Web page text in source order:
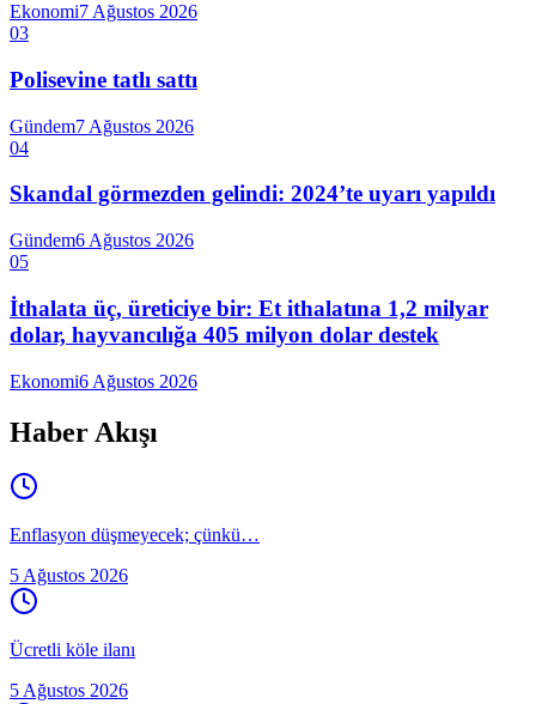
Ekonomi7 Ağustos 2026
03
Polisevine tatlı sattı
Gündem7 Ağustos 2026
04
Skandal görmezden gelindi: 2024’te uyarı yapıldı
Gündem6 Ağustos 2026
05
İthalata üç, üreticiye bir: Et ithalatına 1,2 milyar
dolar, hayvancılığa 405 milyon dolar destek
Ekonomi6 Ağustos 2026
Haber Akışı
Enflasyon düşmeyecek; çünkü…
5 Ağustos 2026
Ücretli köle ilanı
5 Ağustos 2026